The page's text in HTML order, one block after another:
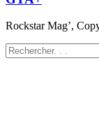
Rockstar Mag’,